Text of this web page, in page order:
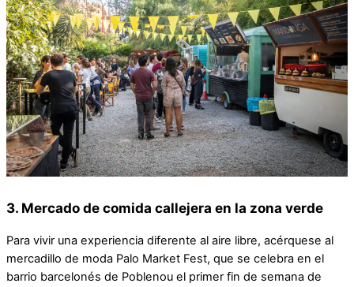
3. Mercado de comida callejera en la zona verde
Para vivir una experiencia diferente al aire libre, acérquese al
mercadillo de moda Palo Market Fest, que se celebra en el
barrio barcelonés de Poblenou el primer fin de semana de